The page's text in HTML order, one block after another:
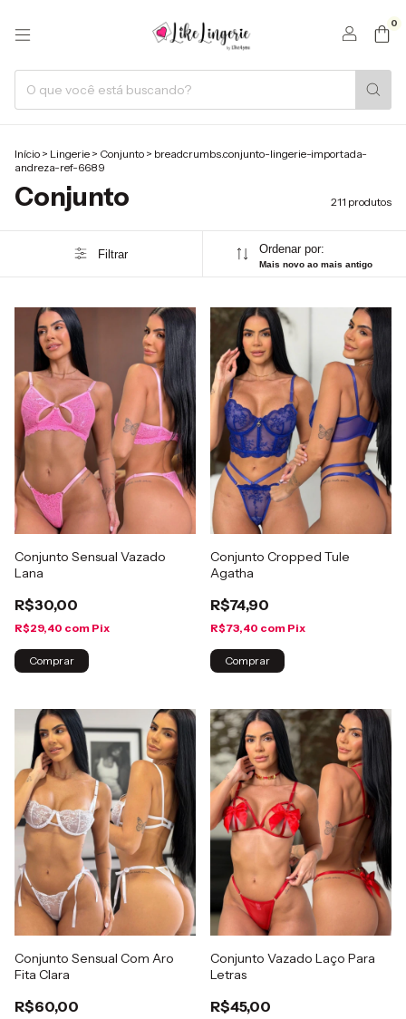
0
Início > Lingerie > Conjunto > breadcrumbs.conjunto-lingerie-importada-
andreza-ref-6689
Conjunto 211 produtos
Filtrar Ordenar por:
Mais novo ao mais antigo
Conjunto Sensual Vazado
Lana
R$30,00
R$29,40 com Pix
Comprar
Conjunto Cropped Tule
Agatha
R$74,90
R$73,40 com Pix
Comprar
Conjunto Sensual Com Aro
Fita Clara
R$60,00
Conjunto Vazado Laço Para
Letras
R$45,00